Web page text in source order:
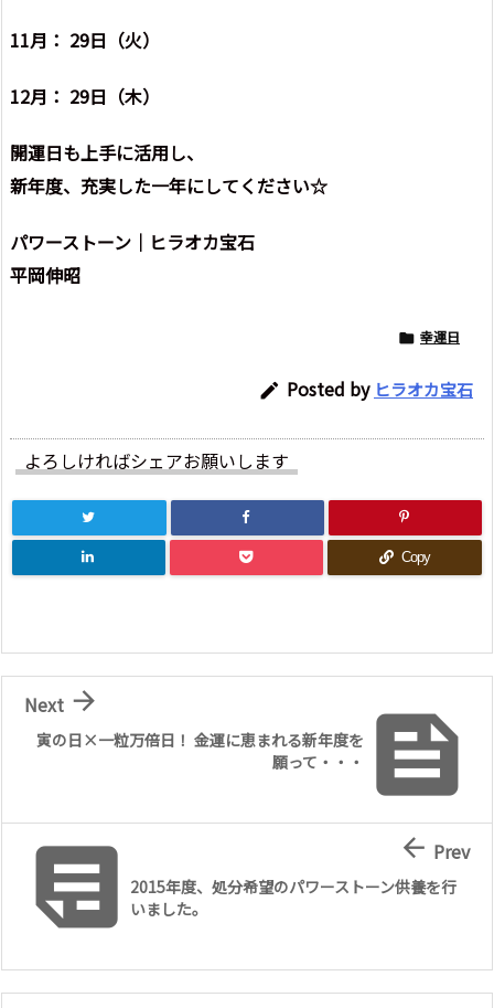
11月： 29日（火）
12月： 29日（木）
開運日も上手に活用し、
新年度、充実した一年にしてください☆
パワーストーン｜ヒラオカ宝石
平岡伸昭
 幸運日
 Posted by ヒラオカ宝石
よろしければシェアお願いします
Copy

寅の日×一粒万倍日！ 金運に恵まれる新年度を
願って・・・

Next
2015年度、処分希望のパワーストーン供養を行
いました。
 Prev